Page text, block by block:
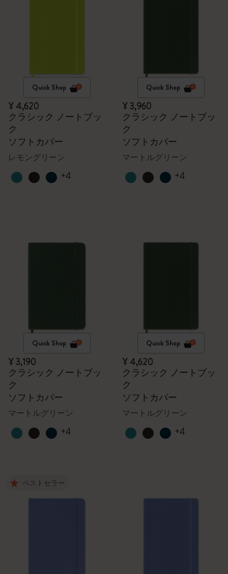
Quick Shop
¥ 4,620
クラシック ノートブッ
ク
ソフトカバー
レモングリーン
+4
Quick Shop
¥ 3,960
クラシック ノートブッ
ク
ソフトカバー
マートルグリーン
+4
Quick Shop
¥ 3,190
クラシック ノートブッ
ク
ソフトカバー
マートルグリーン
+4
Quick Shop
¥ 4,620
クラシック ノートブッ
ク
ソフトカバー
マートルグリーン
+4
ベストセラー